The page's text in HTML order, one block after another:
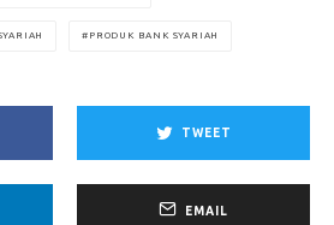
PRODUK BANK SYARIAH
TWEET
EMAIL